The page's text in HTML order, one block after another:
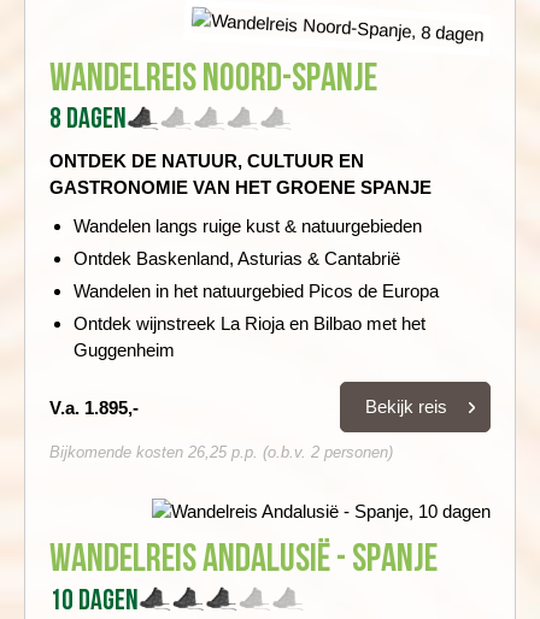
Wandelreis Noord-Spanje
8 dagen
ONTDEK DE NATUUR, CULTUUR EN
GASTRONOMIE VAN HET GROENE SPANJE
Wandelen langs ruige kust & natuurgebieden
Ontdek Baskenland, Asturias & Cantabrië
Wandelen in het natuurgebied Picos de Europa
Ontdek wijnstreek La Rioja en Bilbao met het
Guggenheim
V.a. 1.895,- Bekijk reis
Bijkomende kosten 26,25 p.p. (o.b.v. 2 personen)
Wandelreis Andalusië - Spanje
10 dagen